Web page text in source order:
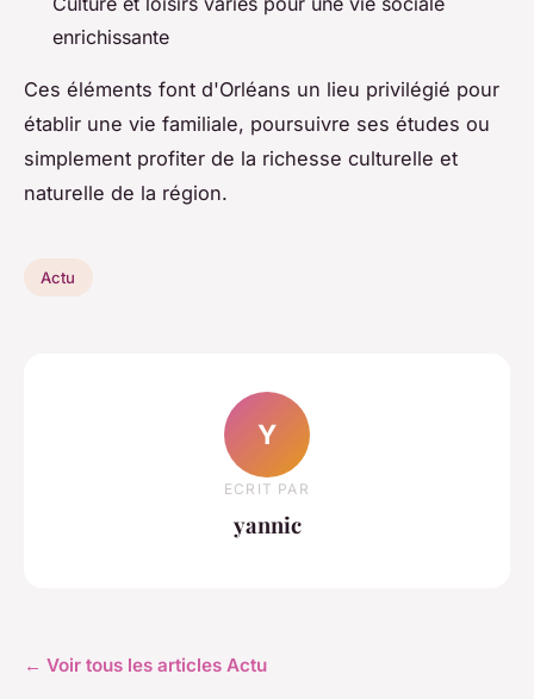
enrichissante
Ces éléments font d'Orléans un lieu privilégié pour
établir une vie familiale, poursuivre ses études ou
simplement profiter de la richesse culturelle et
naturelle de la région.
Actu
Y
ECRIT PAR
yannic
← Voir tous les articles Actu